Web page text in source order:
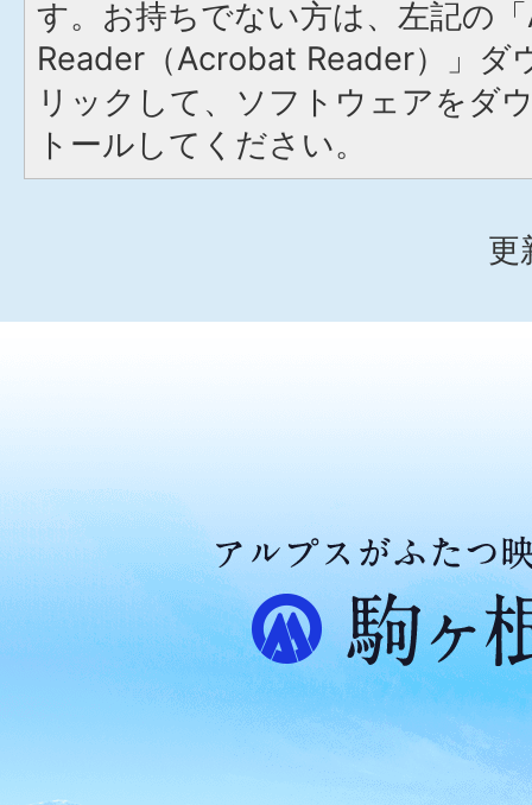
す。お持ちでない方は、左記の
Reader（Acrobat Reader）」ダ
リックして、ソフトウェアをダ
トールしてください。
更
ア
ル
プ
ス
が